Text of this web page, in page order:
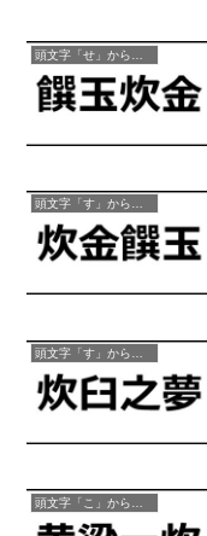
頭文字「す」から始まる四字熟語